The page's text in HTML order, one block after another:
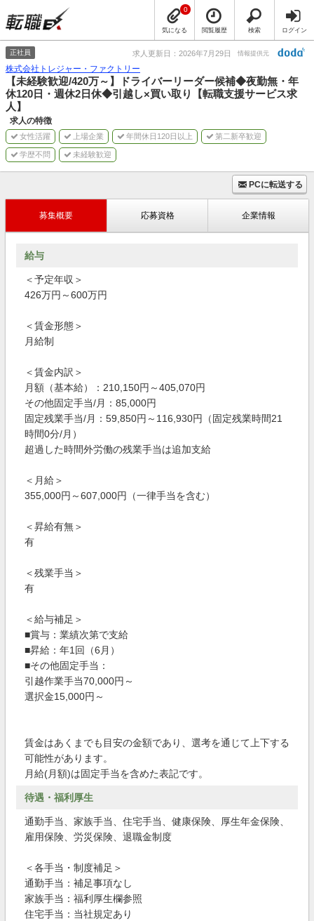
気になる
0
閲覧履歴 検索 ログイン
正社員 求人更新日：2026年7月29日 情報提供元
株式会社トレジャー・ファクトリー
【未経験歓迎/420万～】ドライバーリーダー候補◆夜勤無・年
休120日・週休2日休◆引越し×買い取り【転職支援サービス求
人】
求人の特徴
女性活躍 上場企業 年間休日120日以上 第二新卒歓迎
学歴不問 未経験歓迎
PCに転送する
募集概要 応募資格 企業情報
給与
＜予定年収＞
426万円～600万円
＜賃金形態＞
月給制
＜賃金内訳＞
月額（基本給）：210,150円～405,070円
その他固定手当/月：85,000円
固定残業手当/月：59,850円～116,930円（固定残業時間21
時間0分/月）
超過した時間外労働の残業手当は追加支給
＜月給＞
355,000円～607,000円（一律手当を含む）
＜昇給有無＞
有
＜残業手当＞
有
＜給与補足＞
■賞与：業績次第で支給
■昇給：年1回（6月）
■その他固定手当：
引越作業手当70,000円～
選択金15,000円～
賃金はあくまでも目安の金額であり、選考を通じて上下する
可能性があります。
月給(月額)は固定手当を含めた表記です。
待遇・福利厚生
通勤手当、家族手当、住宅手当、健康保険、厚生年金保険、
雇用保険、労災保険、退職金制度
＜各手当・制度補足＞
通勤手当：補足事項なし
家族手当：福利厚生欄参照
住宅手当：当社規定あり